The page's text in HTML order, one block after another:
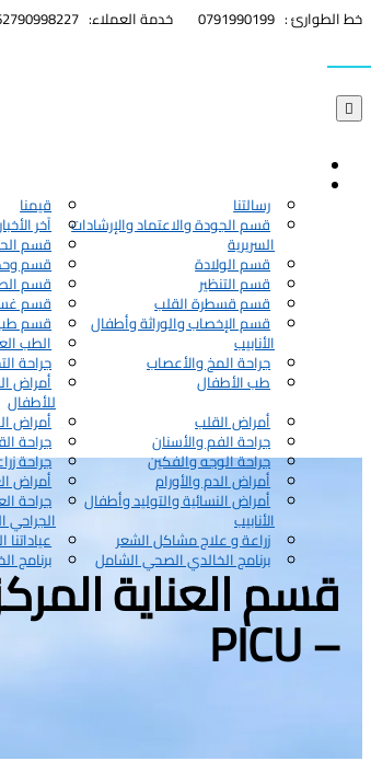
خط الطوارئ : 0791990199 خدمة العملاء:

رسالتنا قيمنا
قسم الجودة والاعتماد والإرشادات
السريرية
آخر الأخبار
قسم
قسم الولادة قسم
قسم التنظير قسم
قسم قسطرة القلب قسم
قسم الإخصاب والوراثة وأطفال
الأنابيب
قسم طب
الطب
جراحة المخ والأعصاب جراحة
طب الأطفال أمراض
للأطفال
أمراض القلب أمراض
جراحة الفم والأسنان جراحة
جراحة الوجه والفكين جراحة
أمراض الدم والأورام أمراض
أمراض النسائية والتوليد وأطفال
الأنابيب
جراحة
الجراحي
زراعة و علاج مشاكل الشعر عياداتنا
برنامج الخالدي الصحي الشامل برنامج قسم العناية
– PICU